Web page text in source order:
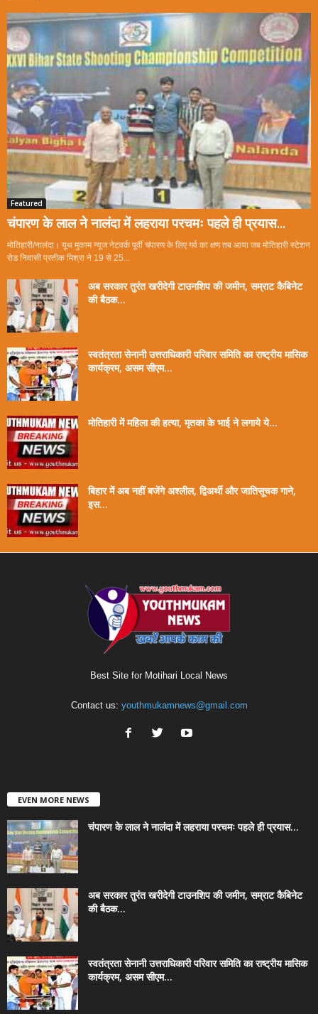
Featured
चंपारण के लाल ने नालंदा में लहराया परचमः पहले ही प्रयास...
मोतिहारी/नालंदा। यूथ मुकाम न्यूज नेटवर्क पूर्वी चंपारण के लिए गर्व का क्षण तब आया जब मोतिहारी स्टेशन
रोड निवासी प्रतीक मिश्रा ने 19 से 25...
अब सरकार तुरंत खरीदेगी टाउनशिप की जमीन, सम्राट कैबिनेट
की बैठक...
स्वतंत्रता सेनानी उत्तराधिकारी परिवार समिति का राष्ट्रीय मासिक
कार्यक्रम, असम सीएम...
मोतिहारी में महिला की हत्या, मृतका के भाई ने लगाये ये...
बिहार में अब नहीं बजेंगे अश्लील, द्विअर्थी और जातिसूचक गाने,
इस...
Best Site for Motihari Local News
Contact us: youthmukamnews@gmail.com
EVEN MORE NEWS
चंपारण के लाल ने नालंदा में लहराया परचमः पहले ही प्रयास...
अब सरकार तुरंत खरीदेगी टाउनशिप की जमीन, सम्राट कैबिनेट
की बैठक...
स्वतंत्रता सेनानी उत्तराधिकारी परिवार समिति का राष्ट्रीय मासिक
कार्यक्रम, असम सीएम...